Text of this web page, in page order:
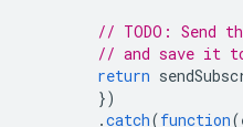
// TODO: Send
// and save it to
return
})
.catch(function(